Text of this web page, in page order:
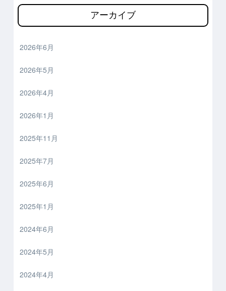
アーカイブ
2026年6月
2026年5月
2026年4月
2026年1月
2025年11月
2025年7月
2025年6月
2025年1月
2024年6月
2024年5月
2024年4月